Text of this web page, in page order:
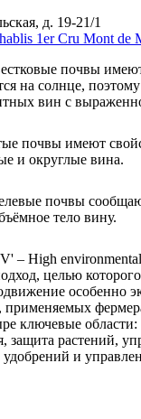
д. 19-21/1
почвы
на солнце,
вин с
почвы имеют
и округлые вина.
почвы
тело вину.
– High
целью которого
особенно
применяемых
ключевые области:
защита растений,
удобрений и